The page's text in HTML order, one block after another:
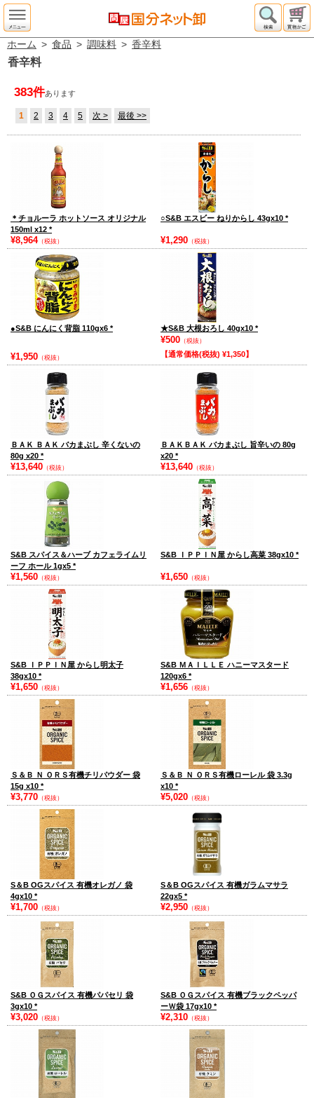
ホーム > 食品 > 調味料 > 香辛料
香辛料
383件あります
1 2 3 4 5 次 > 最後 >>
＊チョルーラ ホットソース オリジナル
150ml x12 *
¥8,964（税抜）
○S&B エスビー ねりからし 43gx10 *
¥1,290 （税抜）
●S&B にんにく背脂 110gx6 *
¥1,950 （税抜）
★S&B 大根おろし 40gx10 *
¥500 （税抜）
【通常価格(税抜) ¥1,350】
ＢＡＫ ＢＡＫ バカまぶし 辛くないの
80g x20 *
¥13,640 （税抜）
ＢＡＫＢＡＫ バカまぶし 旨辛いの 80g
x20 *
¥13,640 （税抜）
S&B スパイス＆ハーブ カフェライムリ
ーフ ホール 1gx5 *
¥1,560 （税抜）
S&B ＩＰＰＩＮ屋 からし高菜 38gx10 *
¥1,650 （税抜）
S&B ＩＰＰＩＮ屋 からし明太子
38gx10 *
¥1,650 （税抜）
S&B ＭＡＩＬＬＥ ハニーマスタード
120gx6 *
¥1,656 （税抜）
Ｓ＆Ｂ Ｎ ＯＲＳ有機チリパウダー 袋
15g x10 *
¥3,770 （税抜）
Ｓ＆Ｂ Ｎ ＯＲＳ有機ローレル 袋 3.3g
x10 *
¥5,020 （税抜）
S＆B OGスパイス 有機オレガノ 袋
4gx10 *
¥1,700 （税抜）
S＆B OGスパイス 有機ガラムマサラ
22gx5 *
¥2,950 （税抜）
S&B ＯＧスパイス 有機パパセリ 袋
3gx10 *
¥3,020 （税抜）
S&B ＯＧスパイス 有機ブラックペッパ
ーＷ袋 17gx10 *
¥2,310 （税抜）